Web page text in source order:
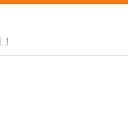
！